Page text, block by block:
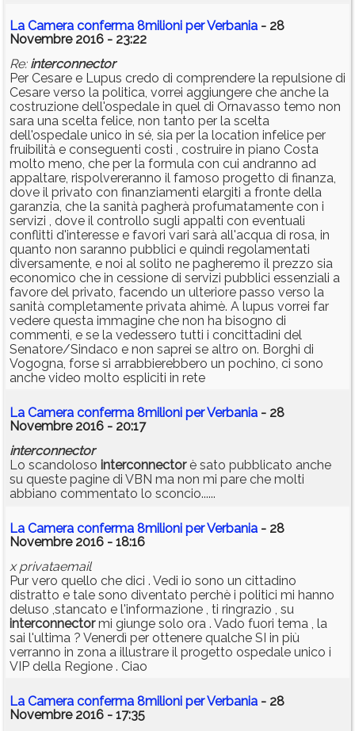
La Camera conferma 8milioni per Verbania - 28
Novembre 2016 - 23:22
Re: interconnector
Per Cesare e Lupus credo di comprendere la repulsione di
Cesare verso la politica, vorrei aggiungere che anche la
costruzione dell'ospedale in quel di Ornavasso temo non
sara una scelta felice, non tanto per la scelta
dell'ospedale unico in sé, sia per la location infelice per
fruibilità e conseguenti costi , costruire in piano Costa
molto meno, che per la formula con cui andranno ad
appaltare, rispolvereranno il famoso progetto di finanza,
dove il privato con finanziamenti elargiti a fronte della
garanzia, che la sanità pagherà profumatamente con i
servizi , dove il controllo sugli appalti con eventuali
conflitti d'interesse e favori vari sarà all'acqua di rosa, in
quanto non saranno pubblici e quindi regolamentati
diversamente, e noi al solito ne pagheremo il prezzo sia
economico che in cessione di servizi pubblici essenziali a
favore del privato, facendo un ulteriore passo verso la
sanità completamente privata ahimè. A lupus vorrei far
vedere questa immagine che non ha bisogno di
commenti, e se la vedessero tutti i concittadini del
Senatore/Sindaco e non saprei se altro on. Borghi di
Vogogna, forse si arrabbierebbero un pochino, ci sono
anche video molto espliciti in rete
La Camera conferma 8milioni per Verbania - 28
Novembre 2016 - 20:17
interconnector
Lo scandoloso interconnectorè sato pubblicato anche
su queste pagine di VBN ma non mi pare che molti
abbiano commentato lo sconcio......
La Camera conferma 8milioni per Verbania - 28
Novembre 2016 - 18:16
x privataemail
Pur vero quello che dici . Vedi io sono un cittadino
distratto e tale sono diventato perchè i politici mi hanno
deluso ,stancato e l'informazione , ti ringrazio , su
interconnectormi giunge solo ora . Vado fuori tema , la
sai l'ultima ? Venerdì per ottenere qualche SI in più
verranno in zona a illustrare il progetto ospedale unico i
VIP della Regione . Ciao
La Camera conferma 8milioni per Verbania - 28
Novembre 2016 - 17:35